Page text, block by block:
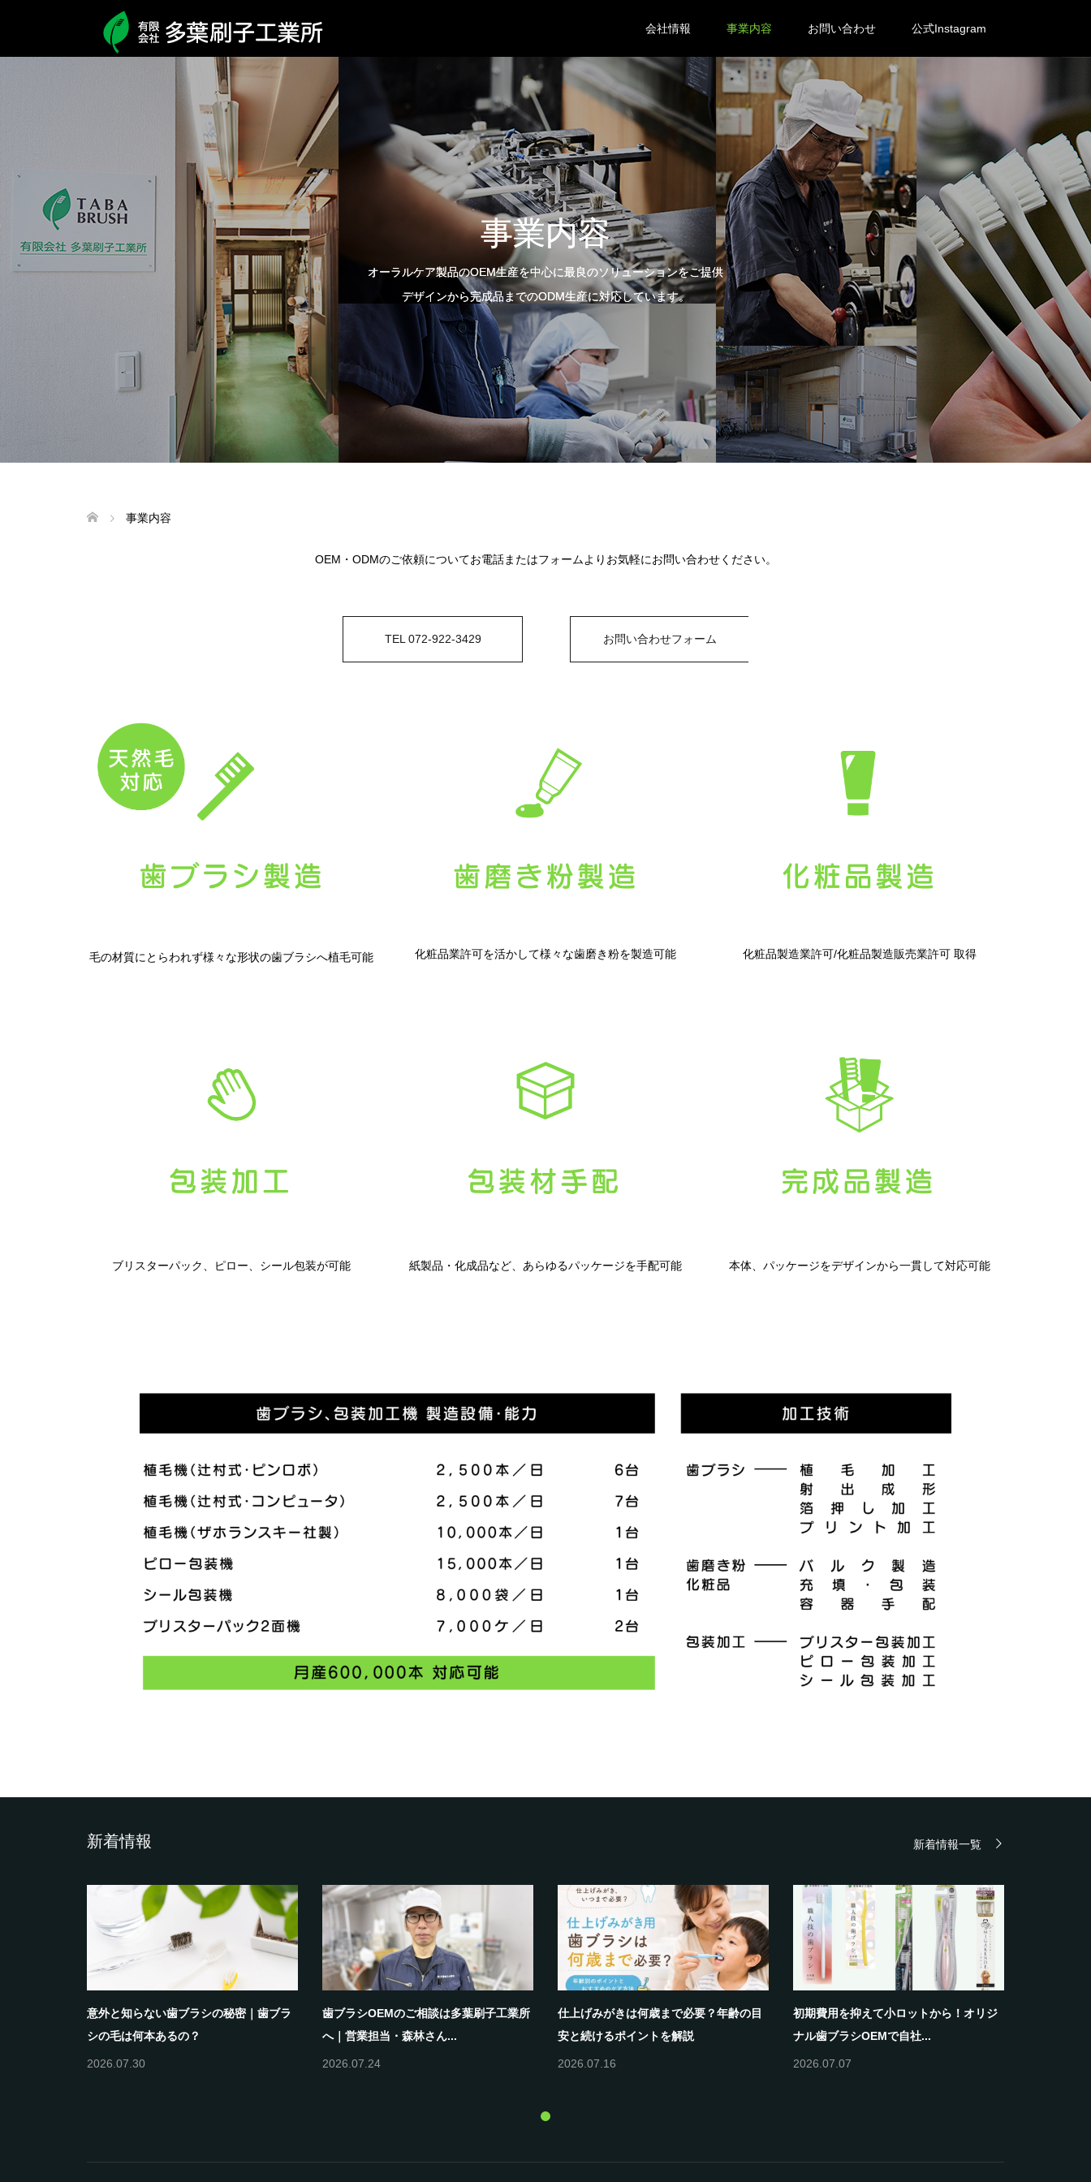
会社情報 事業内容 お問い合わせ 公式Instagram
事業内容
オーラルケア製品のOEM生産を中心に最良のソリューションをご提供
デザインから完成品までのODM生産に対応しています。
事業内容
OEM・ODMのご依頼についてお電話またはフォームよりお気軽にお問い合わせください。
TEL 072-922-3429 お問い合わせフォーム
毛の材質にとらわれず様々な形状の歯ブラシへ植毛可能 化粧品業許可を活かして様々な歯磨き粉を製造可能 化粧品製造業許可/化粧品製造販売業許可 取得
ブリスターパック、ピロー、シール包装が可能 紙製品・化成品など、あらゆるパッケージを手配可能 本体、パッケージをデザインから一貫して対応可能
新着情報 新着情報一覧
意外と知らない歯ブラシの秘密｜歯ブラ
シの毛は何本あるの？
2026.07.30
歯ブラシOEMのご相談は多葉刷子工業所
へ｜営業担当・森林さん...
2026.07.24
仕上げみがきは何歳まで必要？年齢の目
安と続けるポイントを解説
2026.07.16
初期費用を抑えて小ロットから！オリジ
ナル歯ブラシOEMで自社...
2026.07.07